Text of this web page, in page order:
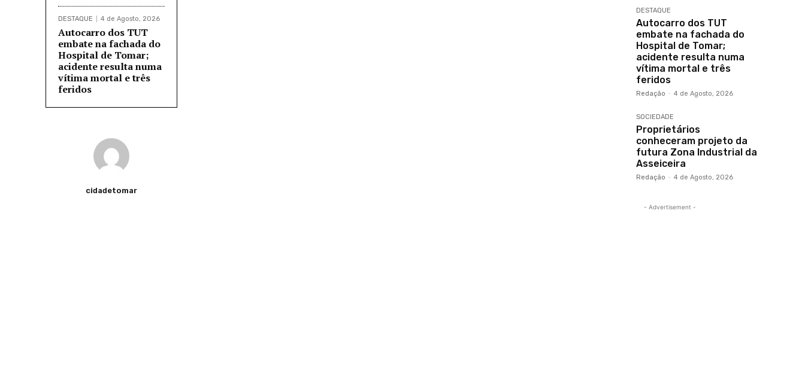
DESTAQUE 4 de Agosto, 2026
Autocarro dos TUT
embate na fachada do
Hospital de Tomar;
acidente resulta numa
vítima mortal e três
feridos
cidadetomar
DESTAQUE
Autocarro dos TUT
embate na fachada do
Hospital de Tomar;
acidente resulta numa
vítima mortal e três
feridos
Redação - 4 de Agosto, 2026
SOCIEDADE
Proprietários
conheceram projeto da
futura Zona Industrial da
Asseiceira
Redação - 4 de Agosto, 2026
- Advertisement -